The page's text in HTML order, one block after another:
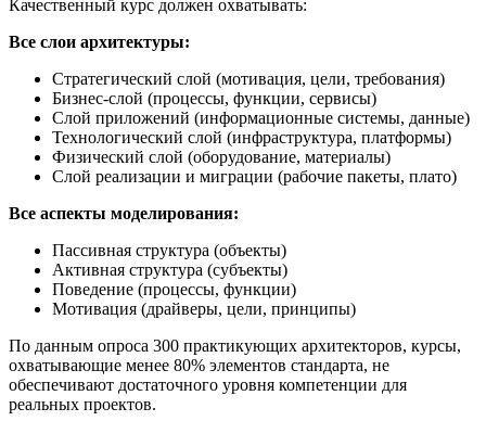
Качественный курс должен охватывать:
Все слои архитектуры:
Стратегический слой (мотивация, цели, требования)
Бизнес-слой (процессы, функции, сервисы)
Слой приложений (информационные системы, данные)
Технологический слой (инфраструктура, платформы)
Физический слой (оборудование, материалы)
Слой реализации и миграции (рабочие пакеты, плато)
Все аспекты моделирования:
Пассивная структура (объекты)
Активная структура (субъекты)
Поведение (процессы, функции)
Мотивация (драйверы, цели, принципы)
По данным опроса 300 практикующих архитекторов, курсы,
охватывающие менее 80% элементов стандарта, не
обеспечивают достаточного уровня компетенции для
реальных проектов.